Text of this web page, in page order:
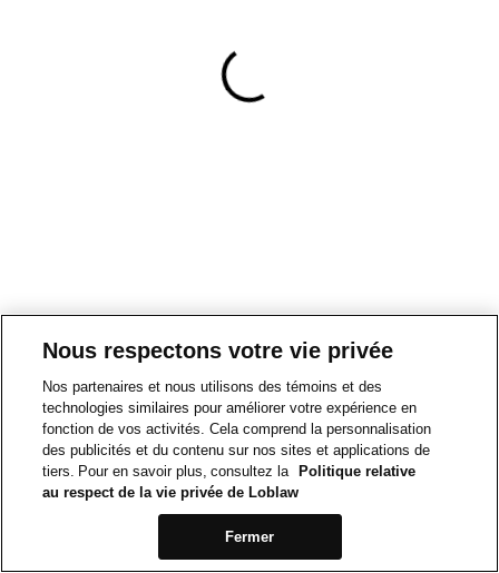
Nous respectons votre vie privée
Nos partenaires et nous utilisons des témoins et des
technologies similaires pour améliorer votre expérience en
fonction de vos activités. Cela comprend la personnalisation
des publicités et du contenu sur nos sites et applications de
tiers. Pour en savoir plus, consultez la
Politique relative
au respect de la vie privée de Loblaw
Fermer